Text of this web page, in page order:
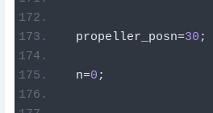
  propeller_posn
=30 ;
  n
=0 ;